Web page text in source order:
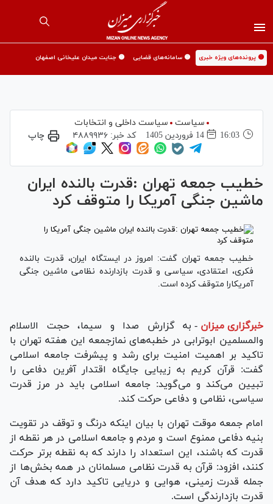
🟡 پرونده‌های ویژه خبری 🟡 سامانه‌های قضایی 🟡 جنایت میدان علیخانی اصفهان
سیاست
سیاست داخلی و انتخابات
16:03
14 فروردين 1405 کد خبر:۴۸۸۹۹۳۶ چاپ
خطیب جمعه تهران :قدرت بالنده ایران
ماشین جنگی آمریکا را متوقف کرد
خطیب جمعه تهران گفت: امروز در ایستگاه ایران، قدرت بالنده
فکری، اعتقادی، سیاسی و قدرت بازدارنده نظامی ماشین جنگی
آمریکارا متوقف کرده است.
خبرگزاری میزان - به گزارش صدا و سیما، حجت الاسلام
والمسلمین ابوترابی در خطبه‌های نمازجمعه این هفته تهران با
تاکید بر اهمیت امنیت برای رشد و پیشرفت جامعه اسلامی
گفت: قرآن کریم به زیبایی جایگاه اقتدار آفرین دفاعی را
تبیین می‌کند و می‌گوید: جامعه اسلامی باید در مرز قدرت
سیاسی، نظامی و دفاعی حرکت کند.
امام جمعه موقت تهران با بیان اینکه درنگ و توقف در تقویت
بنیه دفاعی ممنوع است و مردم و جامعه اسلامی در هر نقطه از
قدرت که باشند، این استعداد را دارند که به نقطه برتر حرکت
کنند، افزود: قرآن به قدرت نظامی مسلمانان در همه بخش‌ها از
جمله قدرت زمینی، هوایی و دریایی تاکید دارد که هدف آن
قدرت بازدارندگی است.